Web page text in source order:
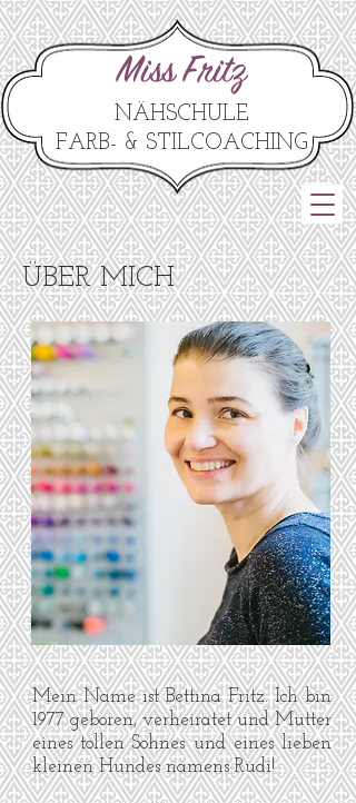
Miss Fritz
NÄHSCHULE
FARB- & STILCOACHING
ÜBER MICH
Mein Name ist Bettina Fritz. Ich bin
1977 geboren, verheiratet und Mutter
eines tollen Sohnes und eines lieben
kleinen Hundes namens Rudi!